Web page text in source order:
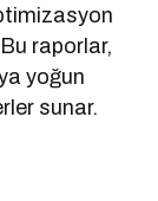
raporlar,
yoğun
sunar.